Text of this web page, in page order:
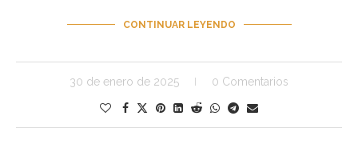
CONTINUAR LEYENDO
30 de enero de 2025 0 Comentarios